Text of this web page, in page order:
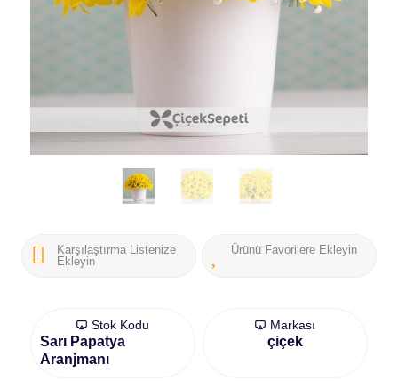
Karşılaştırma Listenize
Ekleyin
Ürünü Favorilere Ekleyin
Stok Kodu
Sarı Papatya
Aranjmanı
Markası
çiçek